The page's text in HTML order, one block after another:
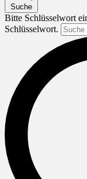
Suche
Bitte Schlüsselwort
Schlüsselwort.